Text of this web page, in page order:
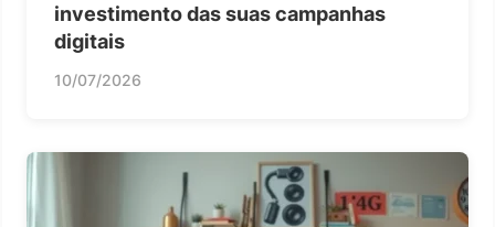
investimento das suas campanhas
digitais
10/07/2026